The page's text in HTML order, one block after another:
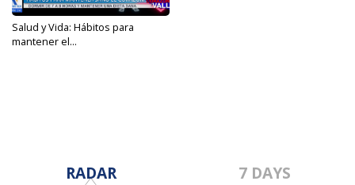
Salud y Vida: Hábitos para
mantener el...
RADAR 7 DAYS